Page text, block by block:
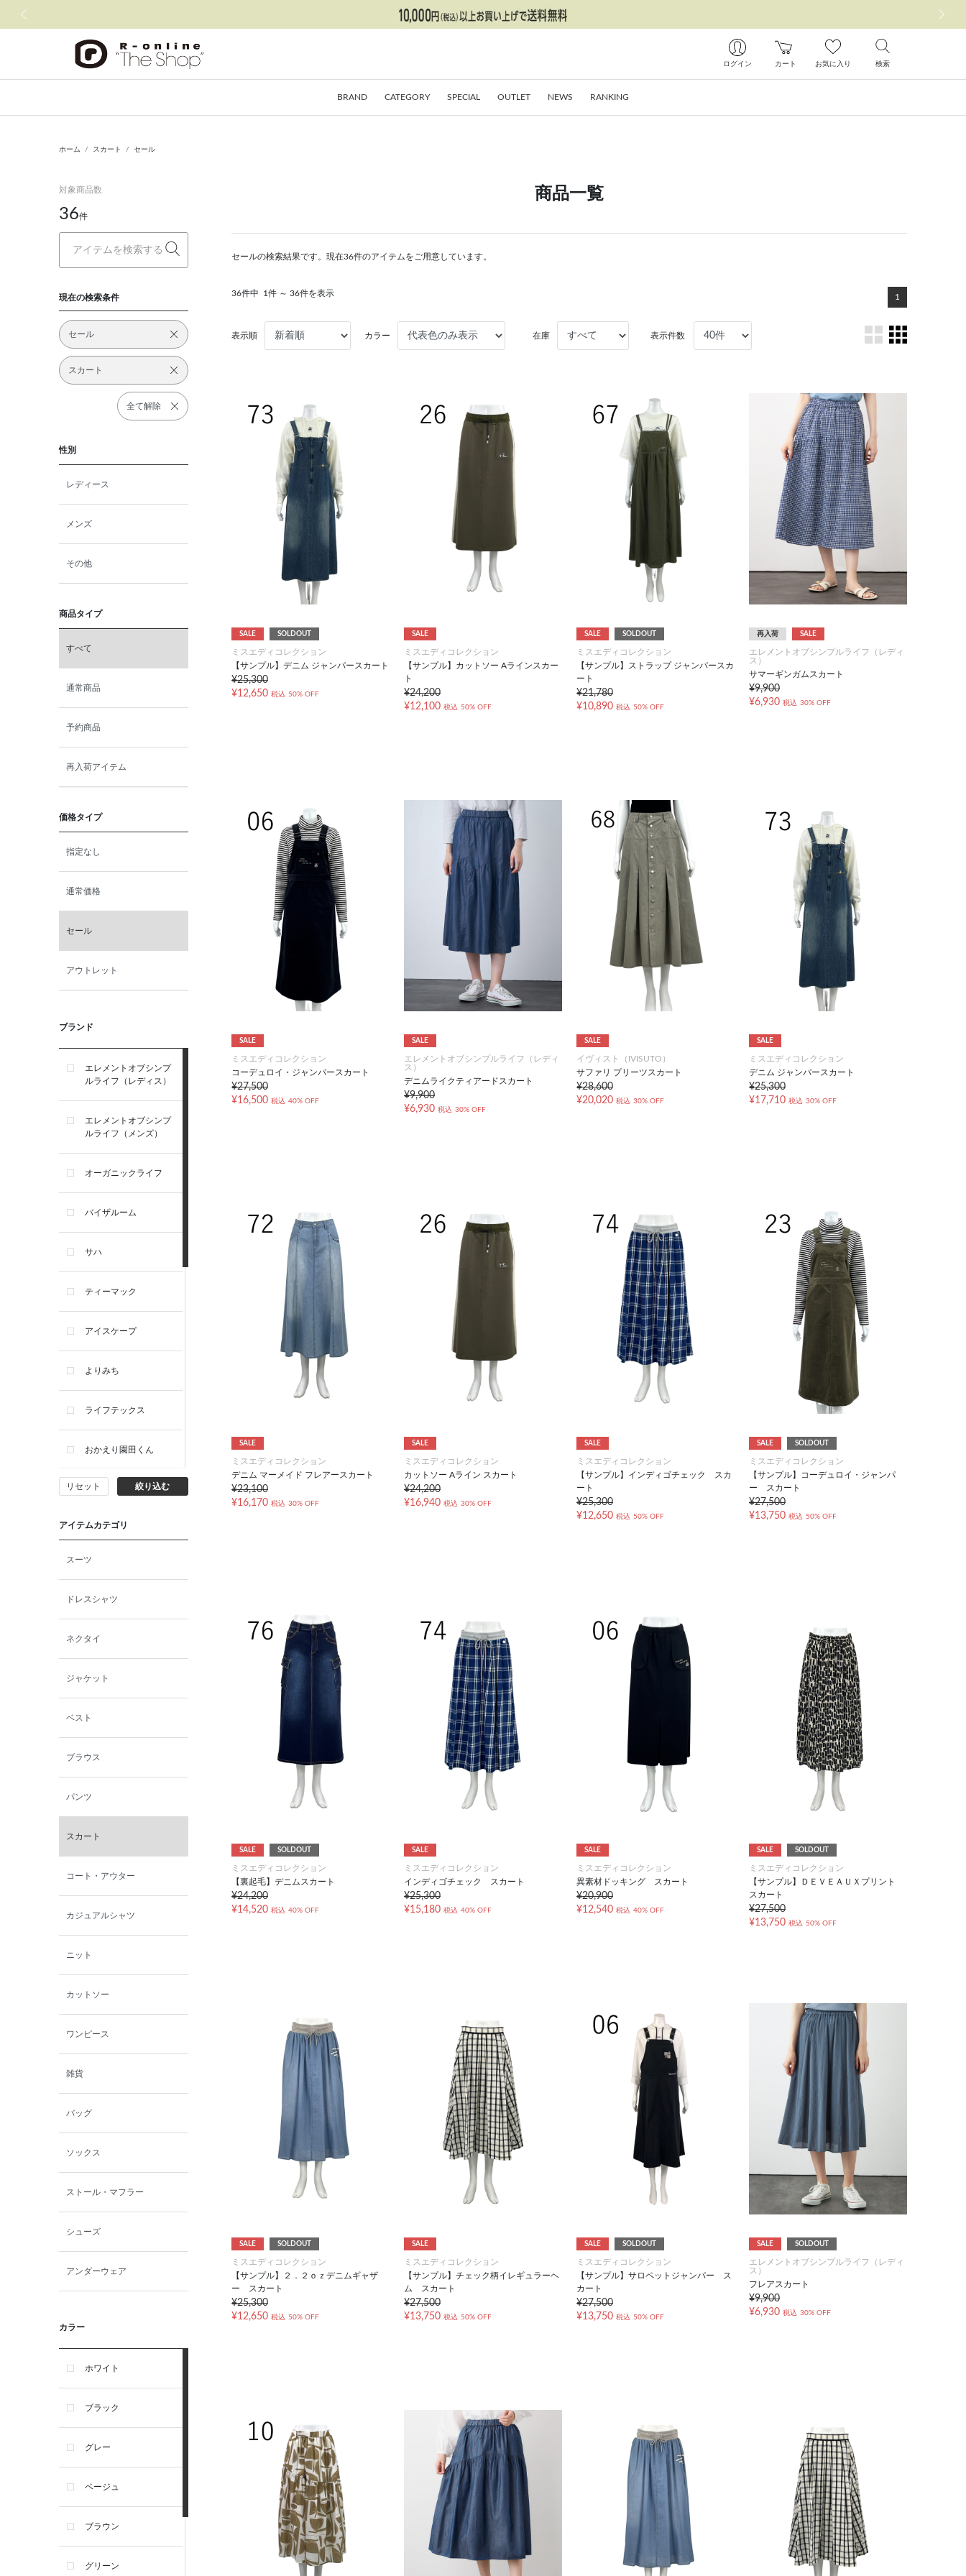
ログイン カート お気に入り 検索
BRAND CATEGORY SPECIAL OUTLET NEWS RANKING
ホーム スカート セール
対象商品数
36件
現在の検索条件
セール
スカート
全て解除
性別
レディース
メンズ
その他
商品タイプ
すべて
通常商品
予約商品
再入荷アイテム
価格タイプ
指定なし
通常価格
セール
アウトレット
ブランド
エレメントオブシンプ
ルライフ（レディス）
エレメントオブシンプ
ルライフ（メンズ）
オーガニックライフ
バイザルーム
サハ
ティーマック
アイスケープ
よりみち
ライフテックス
おかえり園田くん
ビー・エー・ジー
イヴィスト
ン
西脇シリーズ
小泉革店
シャミー
パーソンズジーンズ
ファインデーション
ローズペッシュ / パル
モンド
リセット 絞り込む
アイテムカテゴリ
スーツ
ドレスシャツ
ネクタイ
ジャケット
ベスト
ブラウス
パンツ
スカート
コート・アウター
カジュアルシャツ
ニット
カットソー
ワンピース
雑貨
バッグ
ソックス
ストール・マフラー
シューズ
アンダーウェア
カラー
ホワイト
ブラック
グレー
ベージュ
ブラウン
グリーン
商品一覧
セールの検索結果です。現在36件のアイテムをご用意しています。
36件中 1件 ～ 36件を表示 1
表示順 カラー 在庫 表示件数
SALE SOLDOUT
ミスエディコレクション
【サンプル】デニム ジャンパースカート
¥25,300
¥12,650 税込 50% OFF
SALE
ミスエディコレクション
【サンプル】カットソー Aラインスカー
ト
¥24,200
¥12,100 税込 50% OFF
SALE SOLDOUT
ミスエディコレクション
【サンプル】ストラップ ジャンパースカ
ート
¥21,780
¥10,890 税込 50% OFF
再入荷 SALE
エレメントオブシンプルライフ（レディ
ス）
サマーギンガムスカート
¥9,900
¥6,930 税込 30% OFF
SALE
ミスエディコレクション
コーデュロイ・ジャンパースカート
¥27,500
¥16,500 税込 40% OFF
SALE
エレメントオブシンプルライフ（レディ
ス）
デニムライクティアードスカート
¥9,900
¥6,930 税込 30% OFF
SALE
イヴィスト（IVISUTO）
サファリ プリーツスカート
¥28,600
¥20,020 税込 30% OFF
SALE
ミスエディコレクション
デニム ジャンパースカート
¥25,300
¥17,710 税込 30% OFF
SALE
ミスエディコレクション
デニム マーメイド フレアースカート
¥23,100
¥16,170 税込 30% OFF
SALE
ミスエディコレクション
カットソー Aライン スカート
¥24,200
¥16,940 税込 30% OFF
SALE
ミスエディコレクション
【サンプル】インディゴチェック スカ
ート
¥25,300
¥12,650 税込 50% OFF
SALE SOLDOUT
ミスエディコレクション
【サンプル】コーデュロイ・ジャンパ
ー スカート
¥27,500
¥13,750 税込 50% OFF
SALE SOLDOUT
ミスエディコレクション
【裏起毛】デニムスカート
¥24,200
¥14,520 税込 40% OFF
SALE
ミスエディコレクション
インディゴチェック スカート
¥25,300
¥15,180 税込 40% OFF
SALE
ミスエディコレクション
異素材ドッキング スカート
¥20,900
¥12,540 税込 40% OFF
SALE SOLDOUT
ミスエディコレクション
【サンプル】ＤＥＶＥＡＵＸプリント
スカート
¥27,500
¥13,750 税込 50% OFF
SALE SOLDOUT
ミスエディコレクション
【サンプル】２．２ｏｚデニムギャザ
ー スカート
¥25,300
¥12,650 税込 50% OFF
SALE
ミスエディコレクション
【サンプル】チェック柄イレギュラーヘ
ム スカート
¥27,500
¥13,750 税込 50% OFF
SALE SOLDOUT
ミスエディコレクション
【サンプル】サロペットジャンパー ス
カート
¥27,500
¥13,750 税込 50% OFF
SALE SOLDOUT
エレメントオブシンプルライフ（レディ
ス）
フレアスカート
¥9,900
¥6,930 税込 30% OFF